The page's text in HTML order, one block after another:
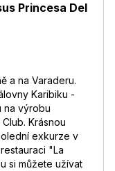
Princesa Del
a na Varaderu.
Karibiku -
na výrobu
Krásnou
exkurze v
"La
si můžete užívat